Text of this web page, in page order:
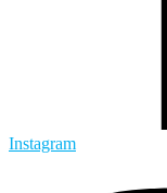
Instagram